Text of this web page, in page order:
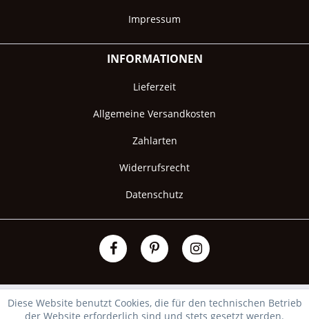
Impressum
INFORMATIONEN
Lieferzeit
Allgemeine Versandkosten
Zahlarten
Widerrufsrecht
Datenschutz
Diese Website benutzt Cookies, die für den technischen Betrieb
der Website erforderlich sind und stets gesetzt werden.